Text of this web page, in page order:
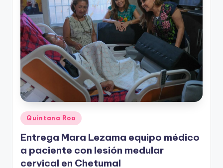
Publicado
en
Quintana Roo
Entrega Mara Lezama equipo médico
a paciente con lesión medular
cervical en Chetumal